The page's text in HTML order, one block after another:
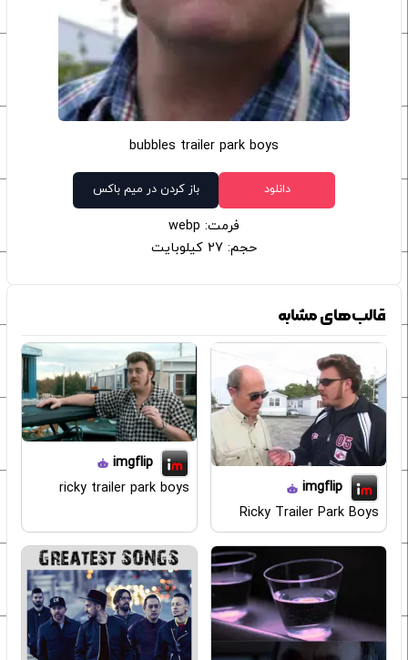
bubbles trailer park boys
دانلود باز کردن در میم باکس
فرمت: webp
حجم: 27 کیلوبایت
قالب‌های مشابه
imgflip
Ricky Trailer Park Boys
imgflip
ricky trailer park boys